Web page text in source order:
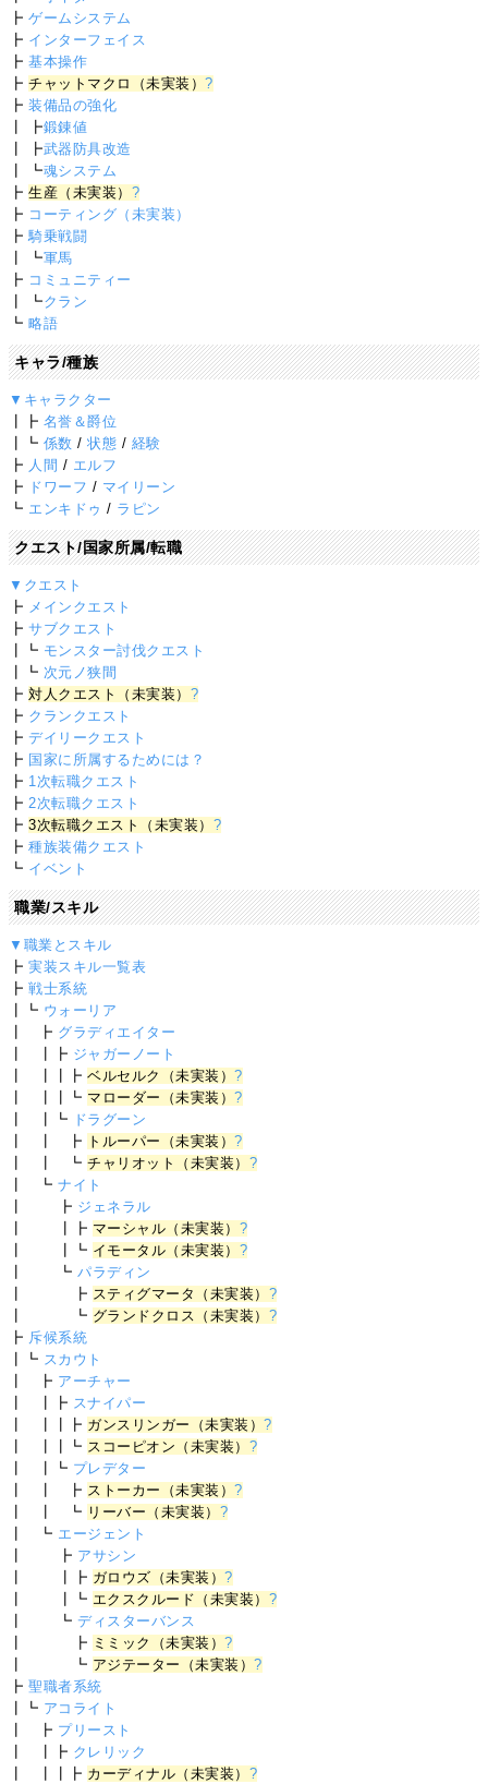
┣ゲームシステム
┣ インターフェイス
┣基本操作
┣チャットマクロ（未実装）?
┣装備品の強化
┃ ┣鍛錬値
┃ ┣武器防具改造
┃ ┗魂システム
┣生産（未実装） ?
┣ コーティング（未実装）
┣騎乗戦闘
┃ ┗軍馬
┣ コミュニティー
┃ ┗クラン
┗略語
キャラ/種族
▼キャラクター
┃┣ 名誉＆爵位
┃┗ 係数 /状態 / 経験
┣ 人間 / エルフ
┣ ドワーフ / マイリーン
┗ エンキドゥ / ラピン
クエスト/国家所属/転職
▼クエスト
┣ メインクエスト
┣サブクエスト
┃┗ モンスター討伐クエスト
┃┗ 次元ノ狭間
┣対人クエスト（未実装） ?
┣ クランクエスト
┣デイリークエスト
┣ 国家に所属するためには？
┣ 1次転職クエスト
┣2次転職クエスト
┣3次転職クエスト（未実装） ?
┣種族装備クエスト
┗ イベント
職業/スキル
▼職業とスキル
┣実装スキル一覧表
┣戦士系統
┃┗ ウォーリア
┃ ┣ グラディエイター
┃ ┃┣ ジャガーノート
┃ ┃┃┣ベルセルク（未実装）?
┃ ┃┃┗ マローダー（未実装）?
┃ ┃┗ ドラグーン
┃ ┃ ┣ トルーパー（未実装）?
┃ ┃ ┗チャリオット（未実装） ?
┃ ┗ナイト
┃ ┣ ジェネラル
┃ ┃┣ マーシャル（未実装） ?
┃ ┃┗ イモータル（未実装） ?
┃ ┗パラディン
┃ ┣ スティグマータ（未実装） ?
┃ ┗ グランドクロス（未実装） ?
┣ 斥候系統
┃┗ スカウト
┃ ┣ アーチャー
┃ ┃┣ スナイパー
┃ ┃┃┣ ガンスリンガー（未実装）?
┃ ┃┃┗ スコーピオン（未実装） ?
┃ ┃┗ プレデター
┃ ┃ ┣ ストーカー（未実装）?
┃ ┃ ┗ リーバー（未実装） ?
┃ ┗ エージェント
┃ ┣ アサシン
┃ ┃┣ ガロウズ（未実装）?
┃ ┃┗ エクスクルード（未実装） ?
┃ ┗ディスターバンス
┃ ┣ ミミック（未実装）?
┃ ┗ アジテーター（未実装）?
┣聖職者系統
┃┗ アコライト
┃ ┣ プリースト
┃ ┃┣ クレリック
┃ ┃┃┣ カーディナル（未実装） ?